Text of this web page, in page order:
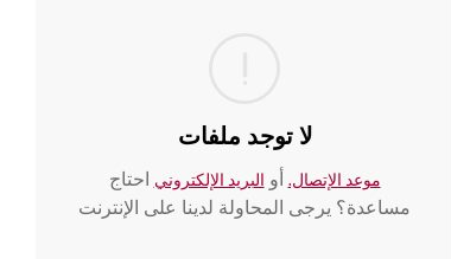
لا توجد ملفات
موعد الإتصال. أو البريد الإلكتروني احتاج
مساعدة؟ يرجى المحاولة لدينا على الإنترنت